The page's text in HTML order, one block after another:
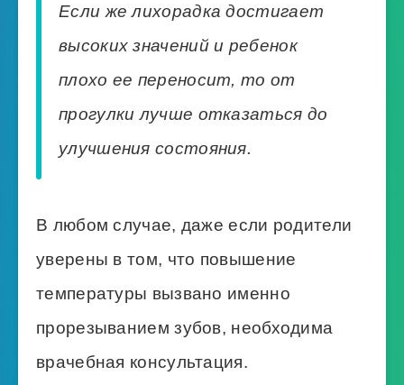
Если же лихорадка достигает
высоких значений и ребенок
плохо ее переносит, то от
прогулки лучше отказаться до
улучшения состояния.
В любом случае, даже если родители
уверены в том, что повышение
температуры вызвано именно
прорезыванием зубов, необходима
врачебная консультация.